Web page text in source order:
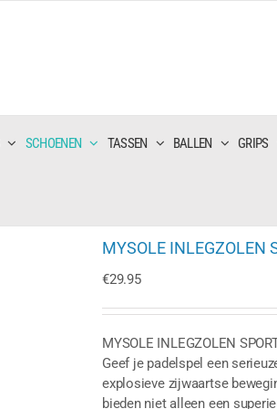
SCHOENEN TASSEN BALLEN GRIPS
MYSOLE INLEGZOLEN
€29.95
MYSOLE INLEGZOLEN
Geef je padelspel een
explosieve zijwaartse
bieden niet alleen een